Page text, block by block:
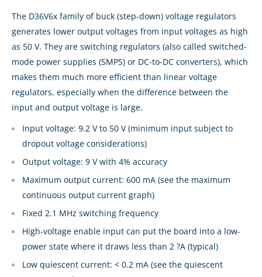
The D36V6x family of buck (step-down) voltage regulators
generates lower output voltages from input voltages as high
as 50 V. They are switching regulators (also called switched-
mode power supplies (SMPS) or DC-to-DC converters), which
makes them much more efficient than linear voltage
regulators, especially when the difference between the
input and output voltage is large.
Input voltage: 9.2 V to 50 V (minimum input subject to
dropout voltage considerations)
Output voltage: 9 V with 4% accuracy
Maximum output current: 600 mA (see the maximum
continuous output current graph)
Fixed 2.1 MHz switching frequency
High-voltage enable input can put the board into a low-
power state where it draws less than 2 ?A (typical)
Low quiescent current: < 0.2 mA (see the quiescent